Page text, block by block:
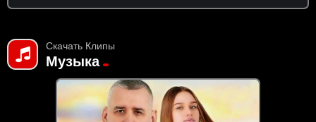
Скачать Клипы
Музыка